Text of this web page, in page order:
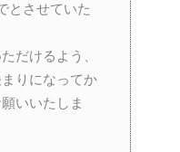
とさせていた
だけるよう、
りになってか
いいたしま